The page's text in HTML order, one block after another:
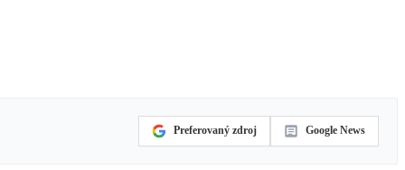
Preferovaný zdroj Google News